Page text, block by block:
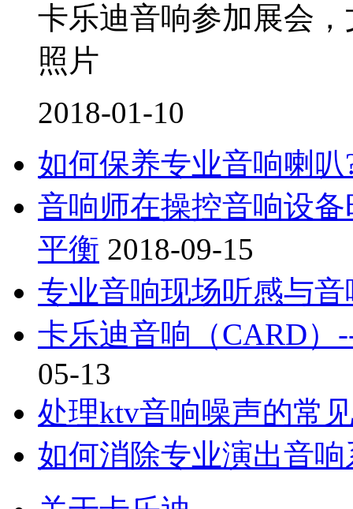
卡乐迪音响参加展会
照片
2018-01-10
如何保养专业音响喇叭
音响师在操控音响设
平衡 2018-09-15
专业音响现场听感与
卡乐迪音响（CARD）
05-13
处理ktv音响噪声的常
如何消除专业演出音